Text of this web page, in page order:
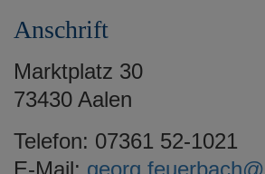
Anschrift
Marktplatz 30
73430 Aalen
Telefon: 07361 52-1021
E-Mail: